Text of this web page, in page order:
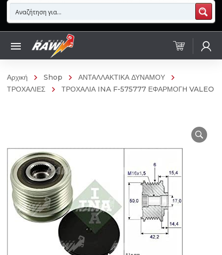
Αρχική Shop
ΑΝΤΑΛΛΑΚΤΙΚΑ ΔΥΝΑΜΟΥ
ΤΡΟΧΑΛΙΕΣ
ΤΡΟΧΑΛΙΑ INA F-575777 ΕΦΑΡΜΟΓΗ VALEO